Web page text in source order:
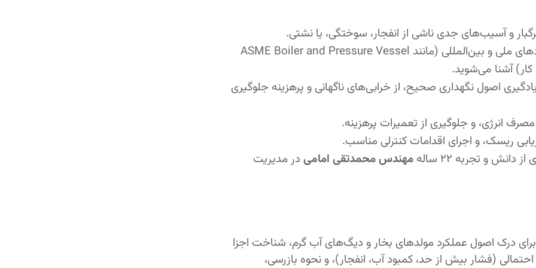
و آسیب‌های جدی ناشی از انفجار، سوختگی، یا نشتی.
با آیین‌نامه‌ها و استانداردهای ملی و بین‌المللی (مانند ASME Boiler and Pressure Vessel
اصول نگهداری صحیح، از خرابی‌های ناگهانی و پرهزینه جلوگیری
انرژی، و جلوگیری از تعمیرات پرهزینه.
ریسک، و اجرای اقدامات کنترلی مناسب.
دانش و تجربه ۲۲ ساله
مهندس محمدتقی امامی در مدیریت
درک اصول عملکرد مولدهای بخار و دیگ‌های آب گرم، شناخت اجزا
(فشار بیش از حد، کمبود آب، انفجار)، و نحوه بازرسی،